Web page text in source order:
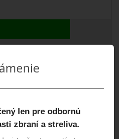
len pre odbornú
zbraní a streliva.